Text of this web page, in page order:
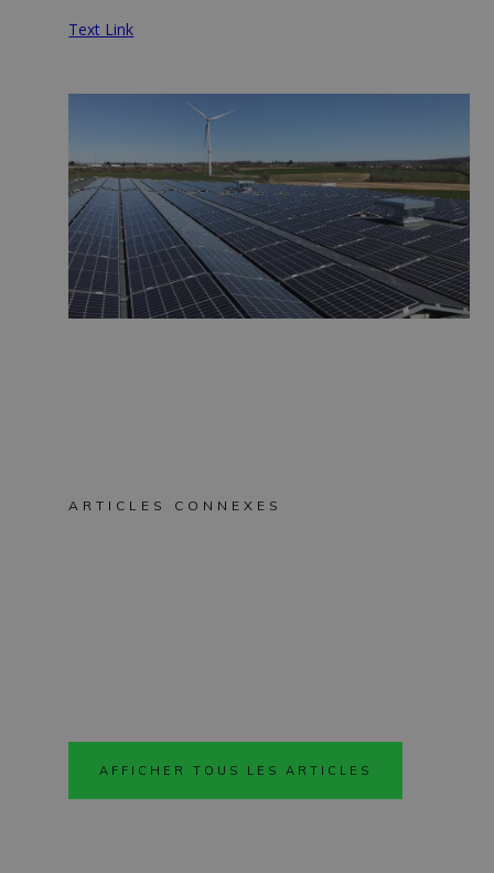
Text Link
ARTICLES CONNEXES
AFFICHER TOUS LES ARTICLES